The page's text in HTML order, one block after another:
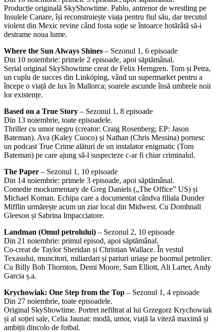
Producție originală SkyShowtime. Pablo, antrenor de wrestling pe
Insulele Canare, își reconstruiește viața pentru fiul său, dar trecutul
violent din Mexic revine când fosta soție se întoarce hotărâtă să-i
destrame noua lume.
Where the Sun Always Shines – Sezonul 1, 6 episoade
Din 10 noiembrie: primele 2 episoade, apoi săptămânal.
Serial original SkyShowtime creat de Felix Herngren. Tom și Petra,
un cuplu de succes din Linköping, vând un supermarket pentru a
începe o viață de lux în Mallorca; soarele ascunde însă umbrele noii
lor existențe.
Based on a True Story – Sezonul 1, 8 episoade
Din 13 noiembrie, toate episoadele.
Thriller cu umor negru (creator: Craig Rosenberg; EP: Jason
Bateman). Ava (Kaley Cuoco) și Nathan (Chris Messina) pornesc
un podcast True Crime alături de un instalator enigmatic (Tom
Bateman) pe care ajung să-l suspecteze c-ar fi chiar criminalul.
The Paper – Sezonul 1, 10 episoade
Din 14 noiembrie: primele 3 episoade, apoi săptămânal.
Comedie mockumentary de Greg Daniels („The Office” US) și
Michael Koman. Echipa care a documentat cândva filiala Dunder
Mifflin urmărește acum un ziar local din Midwest. Cu Domhnall
Gleeson și Sabrina Impacciatore.
Landman (Omul petrolului) – Sezonul 2, 10 episoade
Din 21 noiembrie: primul episod, apoi săptămânal.
Co-creat de Taylor Sheridan și Christian Wallace. În vestul
Texasului, muncitori, miliardari și pariuri uriașe pe boomul petrolier.
Cu Billy Bob Thornton, Demi Moore, Sam Elliott, Ali Larter, Andy
Garcia ș.a.
Krychowiak: One Step from the Top – Sezonul 1, 4 episoade
Din 27 noiembrie, toate episoadele.
Original SkyShowtime. Portret nefiltrat al lui Grzegorz Krychowiak
și al soției sale, Celia Jaunat: modă, umor, viață la viteză maximă și
ambiții dincolo de fotbal.